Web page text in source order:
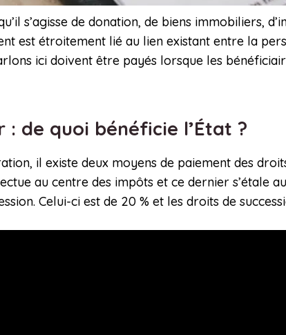
s’agisse de donation, de biens immobiliers,
est étroitement lié au lien existant entre la
ici doivent être payés lorsque les
: de quoi bénéficie l’État ?
il existe deux moyens de paiement des
au centre des impôts et ce dernier s’étale
Celui-ci est de 20 % et les droits de